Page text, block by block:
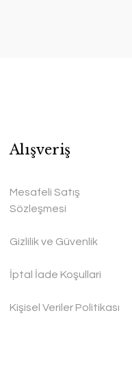
Alışveriş
Mesafeli Satış
Sözleşmesi
Gizlilik ve Güvenlik
İptal İade Koşullari
Kişisel Veriler Politikası